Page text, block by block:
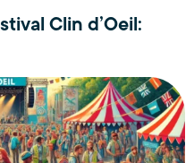
Clin d’Oeil: